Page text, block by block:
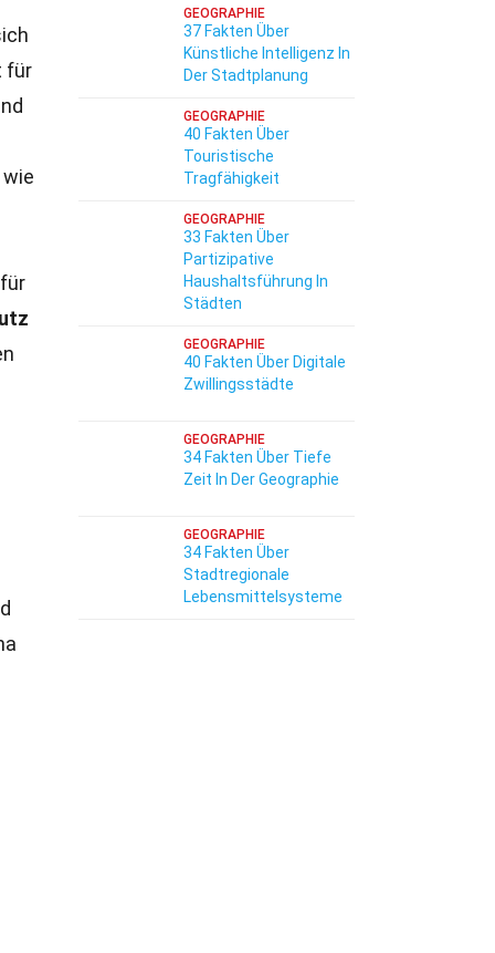
für
GEOGRAPHIE
37 Fakten Über
Künstliche Intelligenz In
Der Stadtplanung
GEOGRAPHIE
40 Fakten Über
Touristische
Tragfähigkeit
GEOGRAPHIE
33 Fakten Über
Partizipative
Haushaltsführung In
Städten
GEOGRAPHIE
40 Fakten Über Digitale
Zwillingsstädte
GEOGRAPHIE
34 Fakten Über Tiefe
Zeit In Der Geographie
GEOGRAPHIE
34 Fakten Über
Stadtregionale
Lebensmittelsysteme